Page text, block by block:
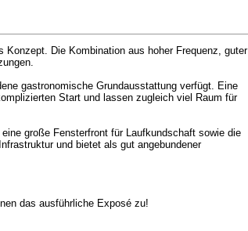
Die Kombination aus hoher Frequenz, guter
gastronomische Grundausstattung verfügt. Eine
Start und lassen zugleich viel Raum für
große Fensterfront für Laufkundschaft sowie die
und bietet als gut angebundener
das ausführliche Exposé zu!